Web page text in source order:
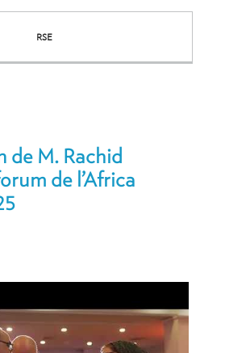
RSE
de M. Rachid
de l’Africa